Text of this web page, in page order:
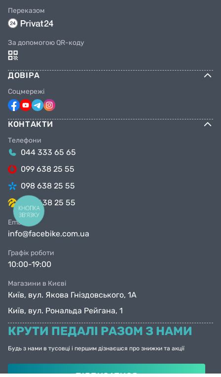
Переказом
За допомогою QR-коду
ДОВІРА
Соцмережі
КОНТАКТИ
Телефони
044 333 65 65
099 638 25 55
098 638 25 55
063 638 25 55
Email
info@facebike.com.ua
Графік роботи
10:00-19:00
Магазини в Києві
Київ, вул. Якова Гніздовського, 1А
Київ, вул. Рональда Рейгана, 1
КРУТИ ПЕДАЛІ РАЗОМ З НАМИ
Будь з нами в тусовці і першим дізнаєшся про знижки та акції
КНОПКА
ЗВ'ЯЗКУ